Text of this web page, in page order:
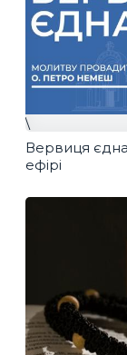
\
Вервиця
ефірі